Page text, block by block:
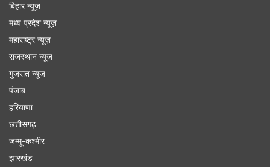
भारत के जहाज हाजी अली पर हमला, डूबा जहाज
भारत ने कहा कि बुधवार को सोमालिया से शारजाह जा रहे एक
भारतीय ध्वज वाले मालवाहक जहाज हाजी अली पर हमले के
बाद आग लग गई और वह ओमान के तट पर डूब गया।
हालांकि, हमलावरों की पहचान नहीं बताई गई है। भारत के
बिहार न्यूज़
मध्य प्रदेश न्यूज़
महाराष्ट्र न्यूज़
राजस्थान न्यूज़
गुजरात न्यूज़
पंजाब
हरियाणा
छत्तीसगढ़
जम्मू-कश्मीर
झारखंड